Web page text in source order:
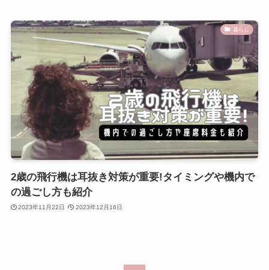
暮らし
2歳の飛行機は耳抜き対策が重要!タイミングや機内で
の過ごし方も紹介
2023年11月22日 2023年12月16日